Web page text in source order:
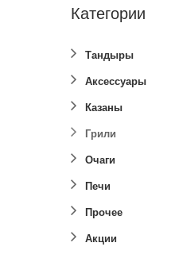
Категории
Тандыры
Аксессуары
Казаны
Грили
Очаги
Печи
Прочее
Акции